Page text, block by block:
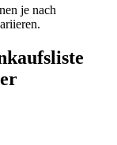
je nach